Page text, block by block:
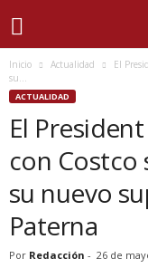
Inicio Actualidad
El
su...
ACTUALIDAD
El
con Costco
su nuevo
Paterna
Por Redacción - 26 de